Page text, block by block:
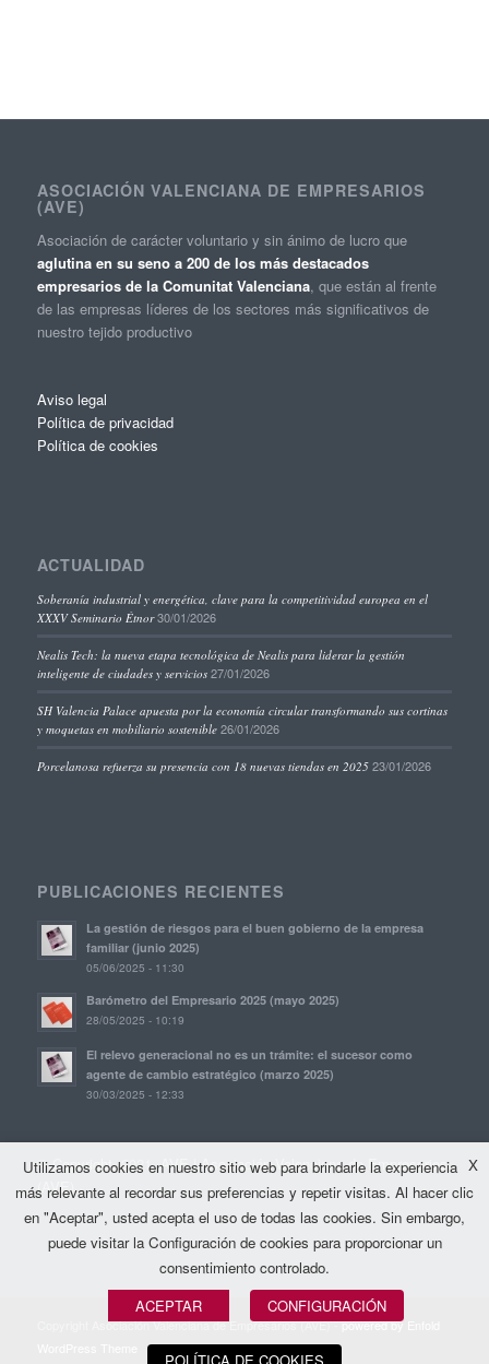
ASOCIACIÓN VALENCIANA DE EMPRESARIOS
(AVE)
Asociación de carácter voluntario y sin ánimo de lucro que
aglutina en su seno a 200 de los más destacados
empresarios de la Comunitat Valenciana, que están al frente
de las empresas líderes de los sectores más significativos de
nuestro tejido productivo
Aviso legal
Política de privacidad
Política de cookies
ACTUALIDAD
Soberanía industrial y energética, clave para la competitividad europea en el
XXXV Seminario Étnor 30/01/2026
Nealis Tech: la nueva etapa tecnológica de Nealis para liderar la gestión
inteligente de ciudades y servicios 27/01/2026
SH Valencia Palace apuesta por la economía circular transformando sus cortinas
y moquetas en mobiliario sostenible 26/01/2026
Porcelanosa refuerza su presencia con 18 nuevas tiendas en 2025 23/01/2026
PUBLICACIONES RECIENTES
La gestión de riesgos para el buen gobierno de la empresa
familiar (junio 2025)
05/06/2025 - 11:30
Barómetro del Empresario 2025 (mayo 2025)
28/05/2025 - 10:19
El relevo generacional no es un trámite: el sucesor como
agente de cambio estratégico (marzo 2025)
30/03/2025 - 12:33
© Copyright, 2021. AVE | Asociación Valenciana de Empresarios
(AVE)
Copyright Asociación Valenciana de Empresarios (AVE) -powered by Enfold
X
Utilizamos cookies en nuestro sitio web para brindarle la experiencia
más relevante al recordar sus preferencias y repetir visitas. Al hacer clic
en "Aceptar", usted acepta el uso de todas las cookies. Sin embargo,
puede visitar la Configuración de cookies para proporcionar un
consentimiento controlado.
ACEPTAR
CONFIGURACIÓN